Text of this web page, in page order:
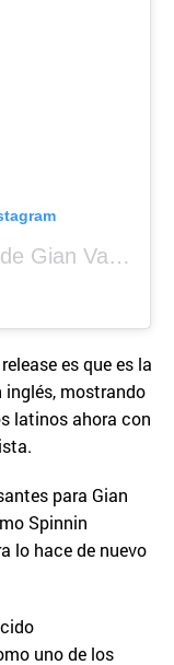
Una publicación compartida de Gian Varela (@gianvarela)
es que es la
inglés, mostrando
latinos ahora con
para Gian
Spinnin
lo hace de nuevo
uno de los